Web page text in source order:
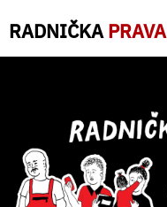
RADNIČKA PRAVA